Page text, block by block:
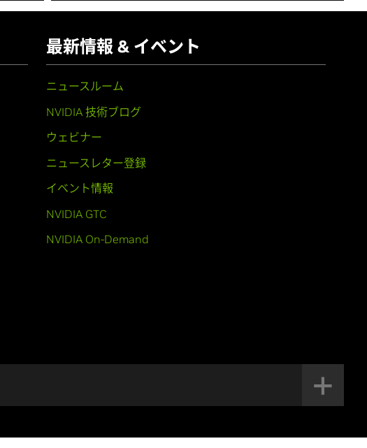
最新情報 & イベント
ニュースルーム
NVIDIA 技術ブログ
ウェビナー
ニュースレター登録
イベント情報
NVIDIA GTC
NVIDIA On-Demand